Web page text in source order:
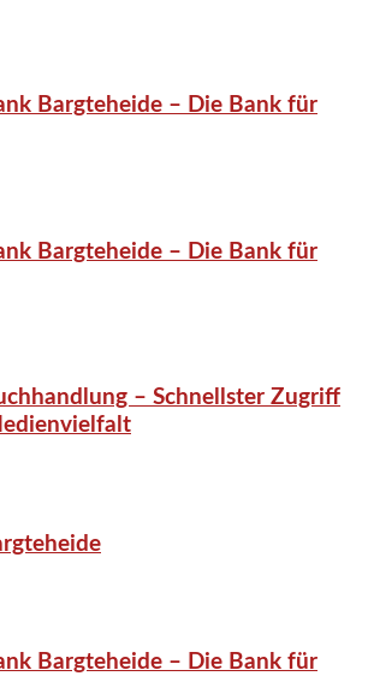
Bargteheide – Die Bank für
Bargteheide – Die Bank für
– Schnellster Zugriff
Bargteheide – Die Bank für